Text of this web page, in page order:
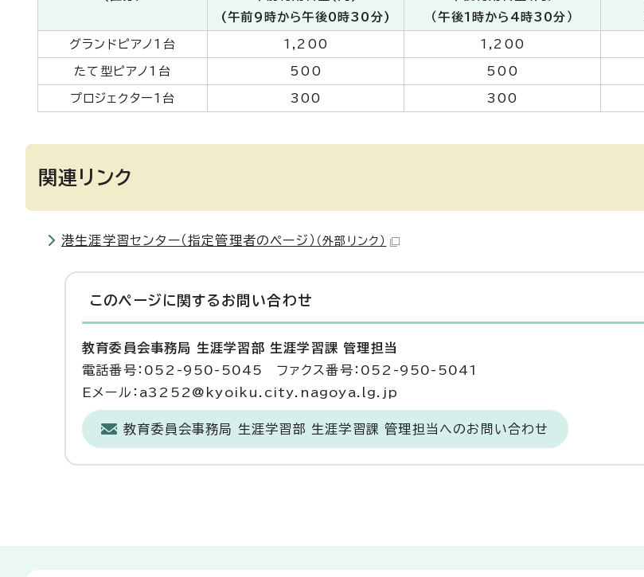
(午前9時から午後0時30分)
（午後1時から4時30分）
グランドピアノ1台 1,200 1,200
たて型ピアノ1台 500 500
プロジェクター1台 300 300
関連リンク
港生涯学習センター（指定管理者のページ） （外部リンク）
このページに関する お問い合わせ
教育委員会事務局 生涯学習部 生涯学習課 管理担当
電話番号：052-950-5045 ファクス番号：052-950-5041
Eメール：a3252@kyoiku.city.nagoya.lg.jp
教育委員会事務局 生涯学習部 生涯学習課 管理担当へのお問い合わせ